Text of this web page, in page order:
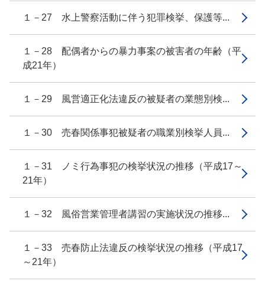
１－27 水上警察活動に伴う犯罪検挙、保護等...
１－28 配偶者からの暴力事案の被害者の年齢（平
成21年）
１－29 風営適正化法違反の被疑者の業態別検...
１－30 売春関係事犯被疑者の職業別検挙人員...
１－31 ノミ行為事犯の検挙状況の推移（平成17～
21年）
１－32 風俗営業管理者講習の実施状況の推移...
１－33 売春防止法違反の検挙状況の推移（平成17
～21年）